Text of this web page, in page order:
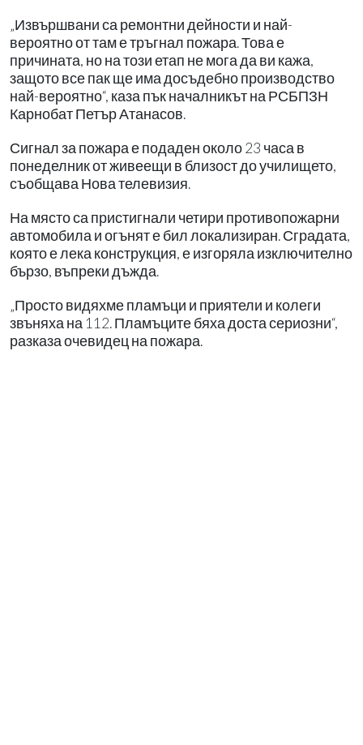
„Извършвани са ремонтни дейности и най-
вероятно от там е тръгнал пожара. Това е
причината, но на този етап не мога да ви кажа,
защото все пак ще има досъдебно производство
най-вероятно“, каза пък началникът на РСБПЗН
Карнобат Петър Атанасов.
Сигнал за пожара е подаден около 23 часа в
понеделник от живеещи в близост до училището,
съобщава Нова телевизия.
На място са пристигнали четири противопожарни
автомобила и огънят е бил локализиран. Сградата,
която е лека конструкция, е изгоряла изключително
бързо, въпреки дъжда.
„Просто видяхме пламъци и приятели и колеги
звъняха на 112. Пламъците бяха доста сериозни“,
разказа очевидец на пожара.